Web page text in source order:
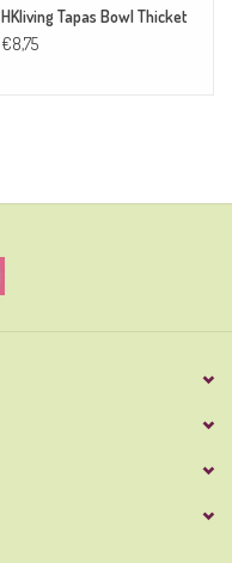
HKliving Tapas Bowl Thicket
€8,75